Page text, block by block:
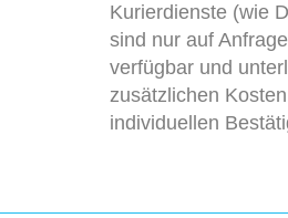
Kurierdienste (wie
sind nur auf
verfügbar und
zusätzlichen
individuellen